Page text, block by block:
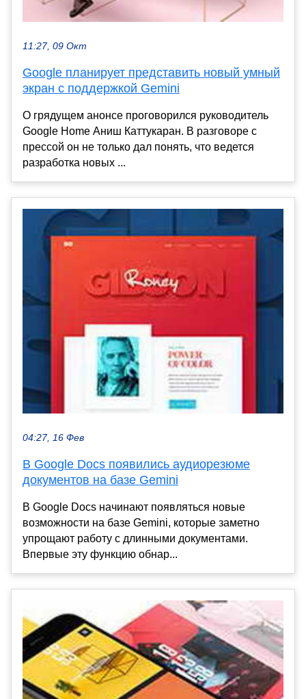
11:27, 09 Окт
Google планирует представить новый умный
экран с поддержкой Gemini
О грядущем анонсе проговорился руководитель
Google Home Аниш Каттукаран. В разговоре с
прессой он не только дал понять, что ведется
разработка новых ...
04:27, 16 Фев
В Google Docs появились аудиорезюме
документов на базе Gemini
В Google Docs начинают появляться новые
возможности на базе Gemini, которые заметно
упрощают работу с длинными документами.
Впервые эту функцию обнар...